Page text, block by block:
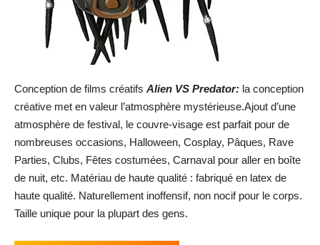
Conception de films créatifs Alien VS Predator: la conception
créative met en valeur l’atmosphère mystérieuse.Ajout d’une
atmosphère de festival, le couvre-visage est parfait pour de
nombreuses occasions, Halloween, Cosplay, Pâques, Rave
Parties, Clubs, Fêtes costumées, Carnaval pour aller en boîte
de nuit, etc. Matériau de haute qualité : fabriqué en latex de
haute qualité. Naturellement inoffensif, non nocif pour le corps.
Taille unique pour la plupart des gens.